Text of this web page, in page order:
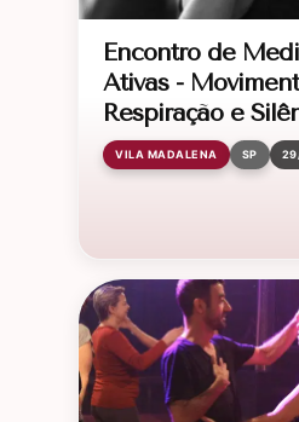
Encontro de
Ativas -
Respiração e
VILA MADALENA SP